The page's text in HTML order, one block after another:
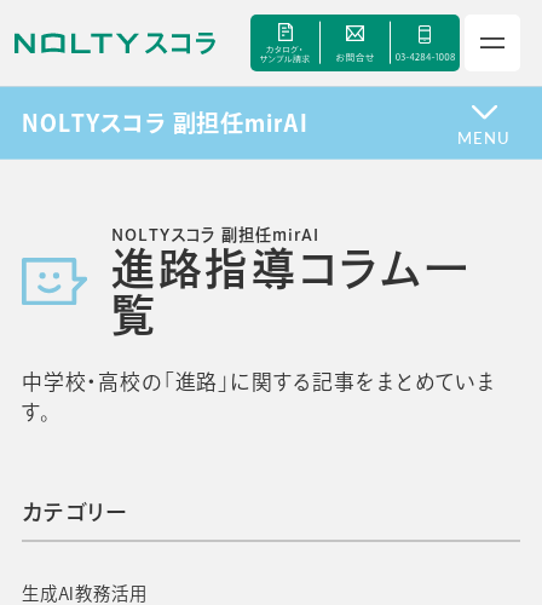
セミナー
手帳甲子園
資料ダウンロード
よくあるご質問
SDGsの取組み
NOLTYスコラ 副担任mirAI
MENU
進路指導コラム一
覧
NOLTYスコラ 副担任mirAI
中学校・高校の「進路」に関する記事をまとめていま
す。
カテゴリー
生成AI教務活用